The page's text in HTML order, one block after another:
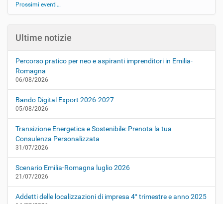
Prossimi eventi…
Ultime notizie
Percorso pratico per neo e aspiranti imprenditori in Emilia-
Romagna
06/08/2026
Bando Digital Export 2026-2027
05/08/2026
Transizione Energetica e Sostenibile: Prenota la tua
Consulenza Personalizzata
31/07/2026
Scenario Emilia-Romagna luglio 2026
21/07/2026
Addetti delle localizzazioni di impresa 4° trimestre e anno 2025